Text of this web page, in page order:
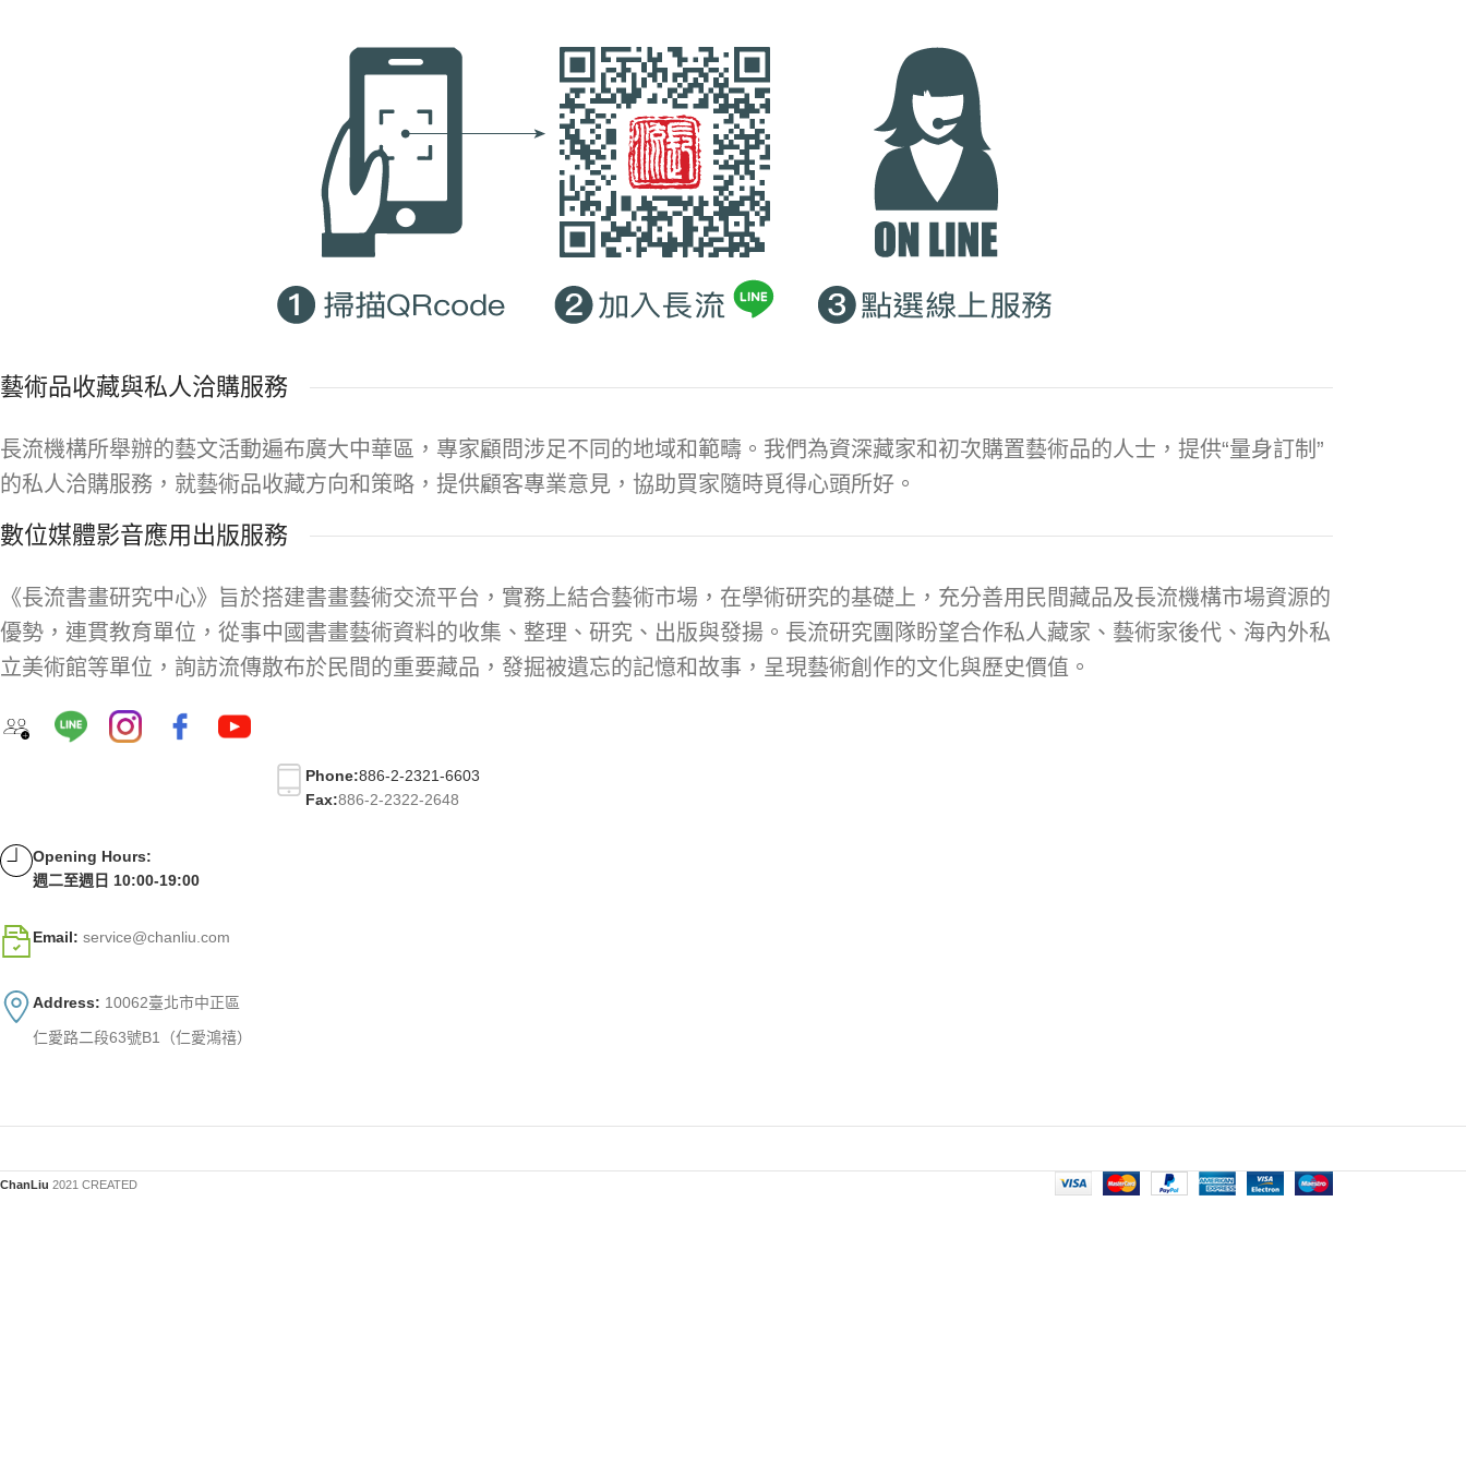
藝術品收藏與私人洽購服務
長流機構所舉辦的藝文活動遍布廣大中華區，專家顧問涉足不同的地域和範疇。我們為資深藏家和初次購置藝術品的人士，提供“量身訂制”
的私人洽購服務，就藝術品收藏方向和策略，提供顧客專業意見，協助買家隨時覓得心頭所好。
數位媒體影音應用出版服務
《長流書畫研究中心》旨於搭建書畫藝術交流平台，實務上結合藝術市場，在學術研究的基礎上，充分善用民間藏品及長流機構市場資源的
優勢，連貫教育單位，從事中國書畫藝術資料的收集、整理、研究、出版與發揚。長流研究團隊盼望合作私人藏家、藝術家後代、海內外私
立美術館等單位，詢訪流傳散布於民間的重要藏品，發掘被遺忘的記憶和故事，呈現藝術創作的文化與歷史價值。
Phone:886-2-2321-6603
Fax:886-2-2322-2648
Opening Hours:
週二至週日 10:00-19:00
Email: service@chanliu.com
Address: 10062臺北市中正區
仁愛路二段63號B1（仁愛鴻禧）
ChanLiu 2021 CREATED